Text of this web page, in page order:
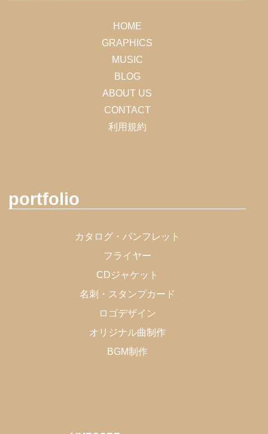
HOME
GRAPHICS
MUSIC
BLOG
ABOUT US
CONTACT
利用規約
portfolio
カタログ・パンフレット
フライヤー
CDジャケット
名刺・スタンプカード
ロゴデザイン
オリジナル曲制作
BGM制作